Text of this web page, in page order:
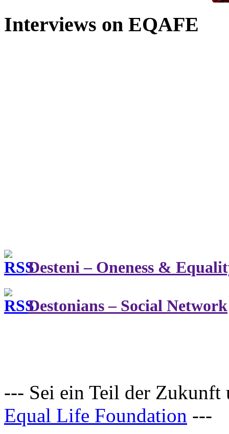
Interviews on EQAFE
Desteni – Oneness &
Destonians – Social Network
--- Sei ein Teil der Zukunft
Equal Life Foundation ---